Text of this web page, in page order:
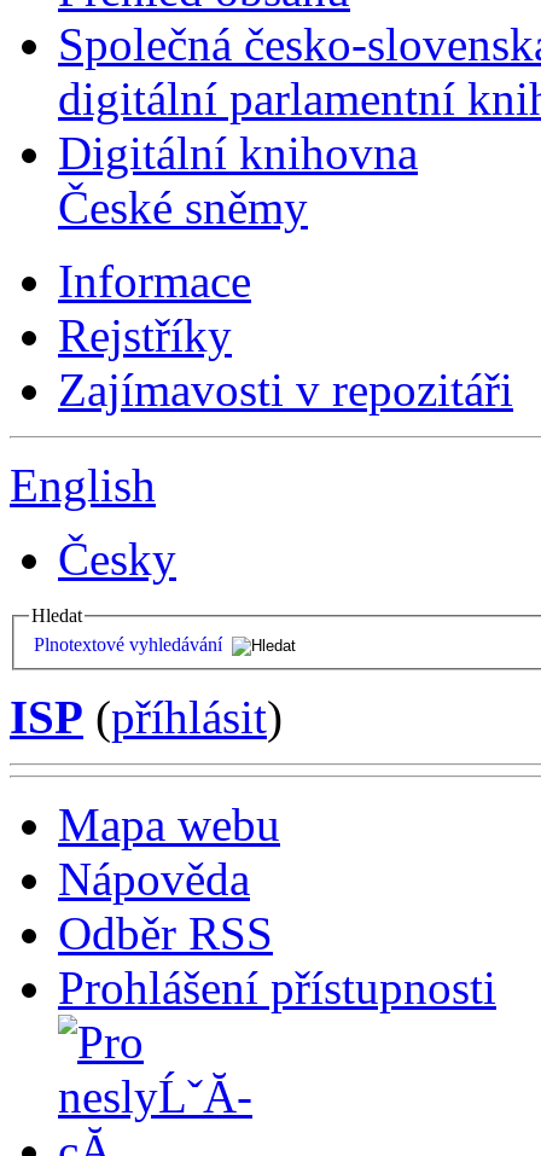
Společná česko-
digitální parlamentní
Digitální knihovna
České sněmy
Informace
Rejstříky
Zajímavosti v repozitáři
English
Česky
Hledat
Plnotextové vyhledávání
ISP (příhlásit)
Mapa webu
Nápověda
Odběr RSS
Prohlášení přístupnosti